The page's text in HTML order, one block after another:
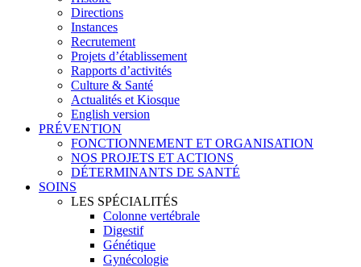
Directions
Instances
Recrutement
Projets d’établissement
Rapports d’activités
Culture & Santé
Actualités et Kiosque
English version
PRÉVENTION
FONCTIONNEMENT ET ORGANISATION
NOS PROJETS ET ACTIONS
DÉTERMINANTS DE SANTÉ
SOINS
LES SPÉCIALITÉS
Colonne vertébrale
Digestif
Génétique
Gynécologie